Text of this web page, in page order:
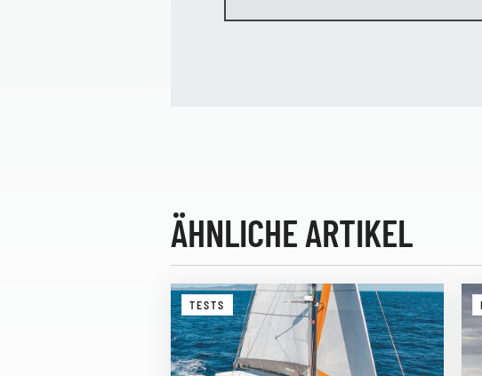
ÄHNLICHE ARTIKEL
TESTS